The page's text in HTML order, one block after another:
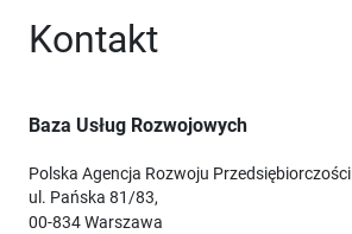
Kontakt
Baza Usług Rozwojowych
Polska Agencja Rozwoju Przedsiębiorczości
ul. Pańska 81/83,
00-834 Warszawa